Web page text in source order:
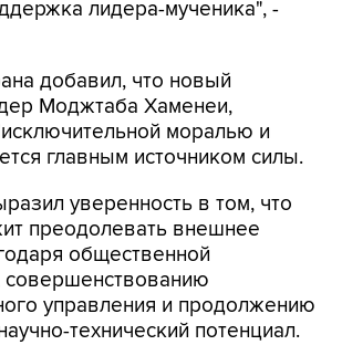
лидера-мученика", -
добавил, что новый
Моджтаба Хаменеи,
моралью и
главным источником силы.
уверенность в том, что
преодолевать внешнее
общественной
совершенствованию
управления и продолжению
технический потенциал.